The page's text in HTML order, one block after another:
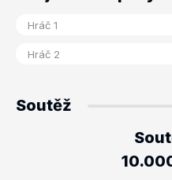
Soutěž